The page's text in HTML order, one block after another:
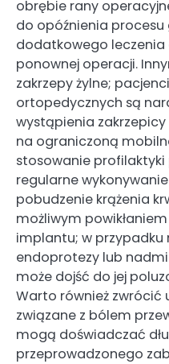
obrębie rany
do opóźnienia
dodatkowego
ponownej operacji.
zakrzepy żylne;
ortopedycznych są
wystąpienia zakrzepicy
na ograniczoną
stosowanie profilaktyki
regularne
pobudzenie krążenia
możliwym
implantu; w przypadku
endoprotezy lub
może dojść do jej
Warto również
związane z bólem
mogą doświadczać
przeprowadzonego